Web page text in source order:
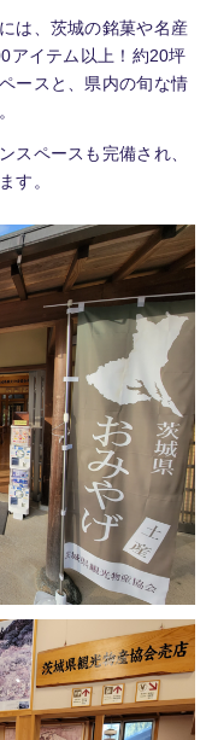
は、茨城の銘菓や名産
アイテム以上！約20坪
ースと、県内の旬な情
スペースも完備され、
す。